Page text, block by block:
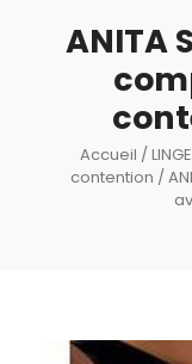
ANITA
Accueil /
contention /